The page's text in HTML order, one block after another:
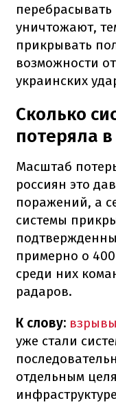
уничтожают,
прикрывать
возможности
украинских
Сколько
потеряла
Масштаб
россиян это
поражений, а
системы
примерно о
среди них
радаров.
К слову:
уже стали
отдельным